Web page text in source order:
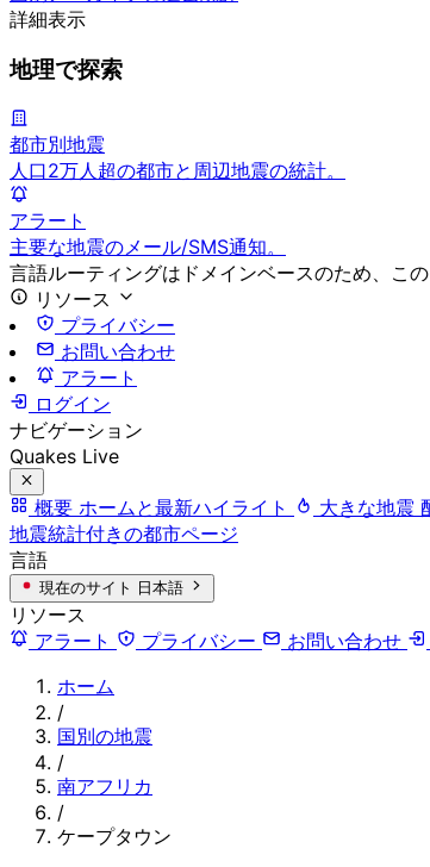
詳細表示
地理で探索
都市別地震
人口2万人超の都市と周辺地震の統計。
アラート
主要な地震のメール/SMS通知。
言語ルーティングはドメインベースのため、こ
リソース
プライバシー
お問い合わせ
アラート
ログイン
ナビゲーション
Quakes Live
概要 ホームと最新ハイライト 大きな地震
地震統計付きの都市ページ
言語
現在のサイト 日本語
リソース
アラート
プライバシー お問い合わせ
ホーム
/
国別の地震
/
南アフリカ
/
ケープタウン